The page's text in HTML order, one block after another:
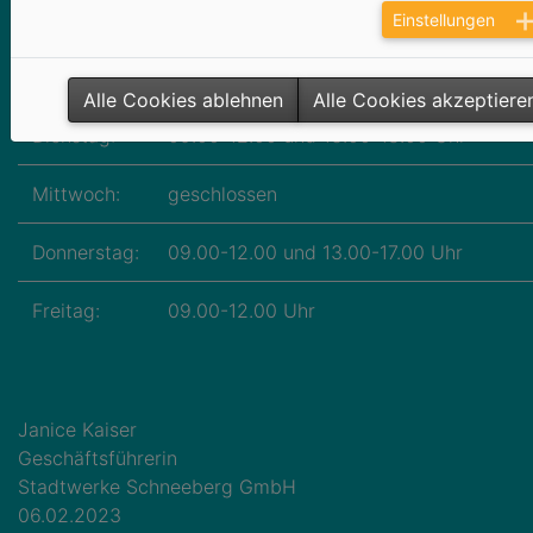
09.00-12.00 und 13.00-16.00
Dienstag: 09.00-12.00 und 13.00-18.00 Uhr
Mittwoch: geschlossen
Donnerstag: 09.00-12.00 und 13.00-17.00 Uhr
Freitag: 09.00-12.00 Uhr
Janice Kaiser
Geschäftsführerin
Stadtwerke Schneeberg GmbH
06.02.2023
Einstellungen
Alle Cookies ablehnen Alle Cookies